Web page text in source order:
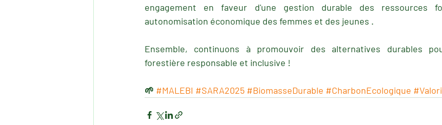
engagement en faveur d'une gestion durable des ressources
autonomisation économique des femmes et des jeunes .
Ensemble, continuons à promouvoir des alternatives durables
forestière responsable et inclusive !
🌱 #MALEBI #SARA2025 #BiomasseDurable #CharbonEcologique